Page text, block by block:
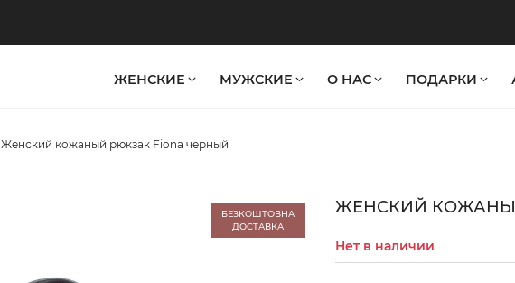
ЖЕНСКИЕ МУЖСКИЕ О НАС ПОДАРКИ
Женский кожаный рюкзак Fiona черный
БЕЗКОШТОВНА
ДОСТАВКА
ЖЕНСКИЙ
Нет в наличии